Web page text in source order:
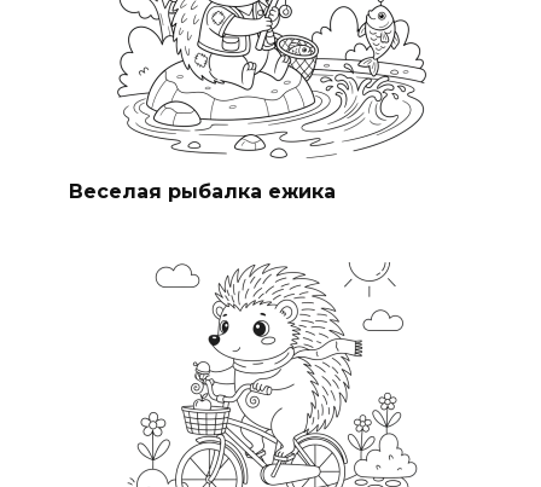
Веселая рыбалка ежика